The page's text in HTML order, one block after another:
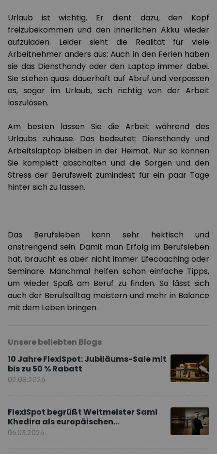
Urlaub ist wichtig. Er dient dazu, den Kopf
freizubekommen und den innerlichen Akku wieder
aufzuladen. Leider sieht die Realität für viele
Arbeitnehmer anders aus: Auch in den Ferien haben
sie das Diensthandy oder den Laptop immer dabei.
Sie stehen quasi dauerhaft auf Abruf und verpassen
es, sogar im Urlaub, sich richtig von der Arbeit
loszulösen.
Am besten lassen Sie die Arbeit während des
Urlaubs zuhause. Das bedeutet: Diensthandy und
Arbeitslaptop bleiben in der Heimat. Nur so können
Sie komplett abschalten und die Sorgen und den
Stress der Berufswelt zumindest für ein paar Tage
hinter sich zu lassen.
Das Berufsleben kann sehr hektisch und
anstrengend sein. Damit man Erfolg im Berufsleben
hat, braucht es aber nicht immer Lifecoaching oder
Seminare. Manchmal helfen schon einfache Tipps,
um wieder Spaß am Beruf zu finden. So lässt sich
auch der Berufsalltag meistern und mehr in Balance
mit dem Leben bringen.
Unsere beliebten Blogs
10 Jahre FlexiSpot: Jubiläums-Sale mit
bis zu 50 % Rabatt
02.08.2026
FlexiSpot begrüßt Weltmeister Sami
Khedira als europäischen
Markenbotschafter
06.03.2026